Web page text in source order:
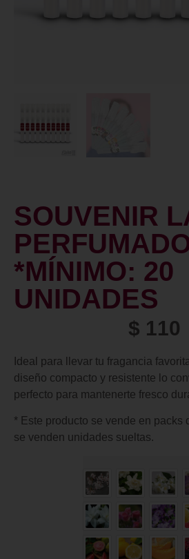
SOUVENIR
*MÍNIMO: 20
UNIDADES
$ 110
Ideal para llevar tu fragancia
diseño compacto y resistente lo
perfecto para mantenerte fresco
* Este producto se vende en packs
se venden unidades sueltas.